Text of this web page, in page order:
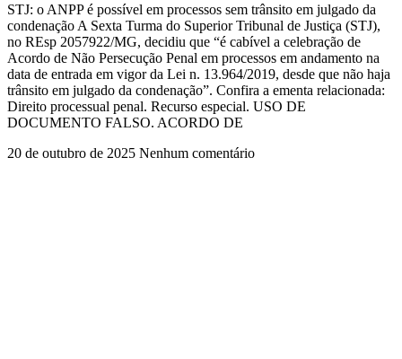
STJ: o ANPP é possível em processos sem trânsito em julgado da
condenação A Sexta Turma do Superior Tribunal de Justiça (STJ),
no REsp 2057922/MG, decidiu que “é cabível a celebração de
Acordo de Não Persecução Penal em processos em andamento na
data de entrada em vigor da Lei n. 13.964/2019, desde que não haja
trânsito em julgado da condenação”. Confira a ementa relacionada:
Direito processual penal. Recurso especial. USO DE
DOCUMENTO FALSO. ACORDO DE
20 de outubro de 2025 Nenhum comentário